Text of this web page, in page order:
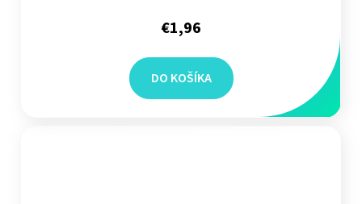
€1,96
DO KOŠÍKA